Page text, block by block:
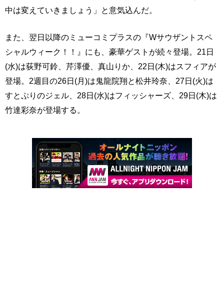
中は変えていきましょう」と意気込んだ。
また、翌日以降のミューコミプラスの『Wサウザントスペ
シャルウィーク！！』にも、豪華ゲストが続々登場。21日
(水)は荻野可鈴、芹澤優、真山りか、22日(木)はスフィアが
登場。2週目の26日(月)は鬼龍院翔と松井玲奈、27日(火)は
すとぷりのジェル、28日(水)はフィッシャーズ、29日(木)は
竹達彩奈が登場する。